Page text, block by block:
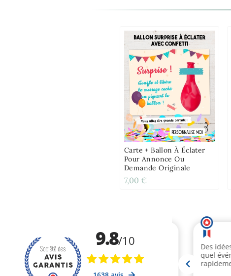
Carte + Ballon À Éclater
Pour Annonce Ou
Demande Originale
7,00 €